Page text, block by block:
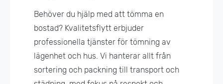
Behöver du hjälp med att tömma en
bostad? Kvalitetsflytt erbjuder
professionella tjänster för tömning av
lägenhet och hus. Vi hanterar allt från
sortering och packning till transport och